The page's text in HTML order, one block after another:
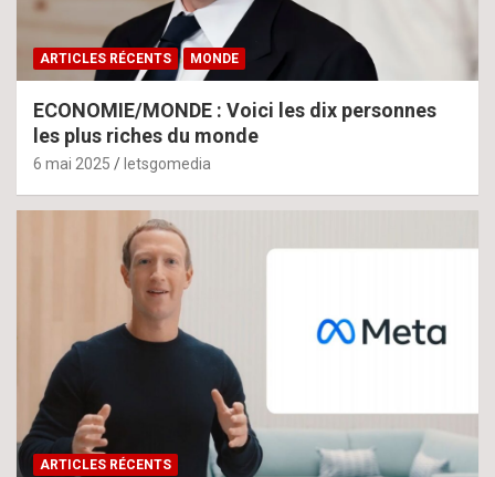
ARTICLES RÉCENTS MONDE
ECONOMIE/MONDE : Voici les dix personnes
les plus riches du monde
6 mai 2025 letsgomedia
ARTICLES RÉCENTS